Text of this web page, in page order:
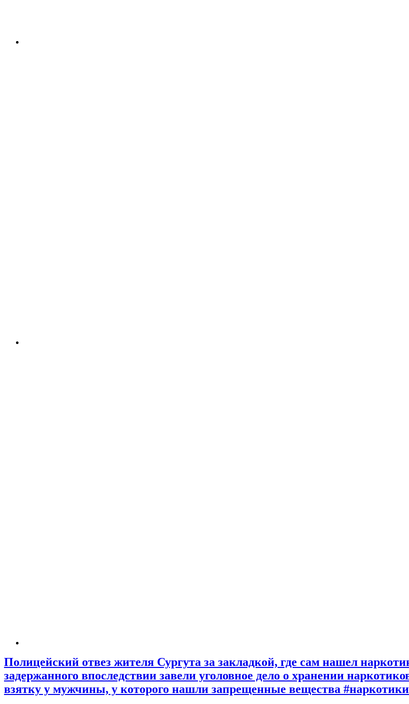
Полицейский отвез жителя Сургута за закладкой, где сам нашел
задержанного впоследствии завели уголовное дело о хранении
взятку у мужчины, у которого нашли запрещенные вещества